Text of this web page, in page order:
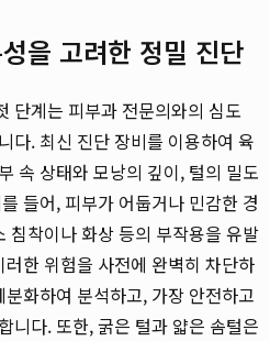
을 고려한 정밀 진단
단계는 피부과 전문의와의 심도
다. 최신 진단 장비를 이용하여 육
속 상태와 모낭의 깊이, 털의 밀도
들어, 피부가 어둡거나 민감한 경
침착이나 화상 등의 부작용을 유발
한 위험을 사전에 완벽히 차단하
화하여 분석하고, 가장 안전하고
니다. 또한, 굵은 털과 얇은 솜털은